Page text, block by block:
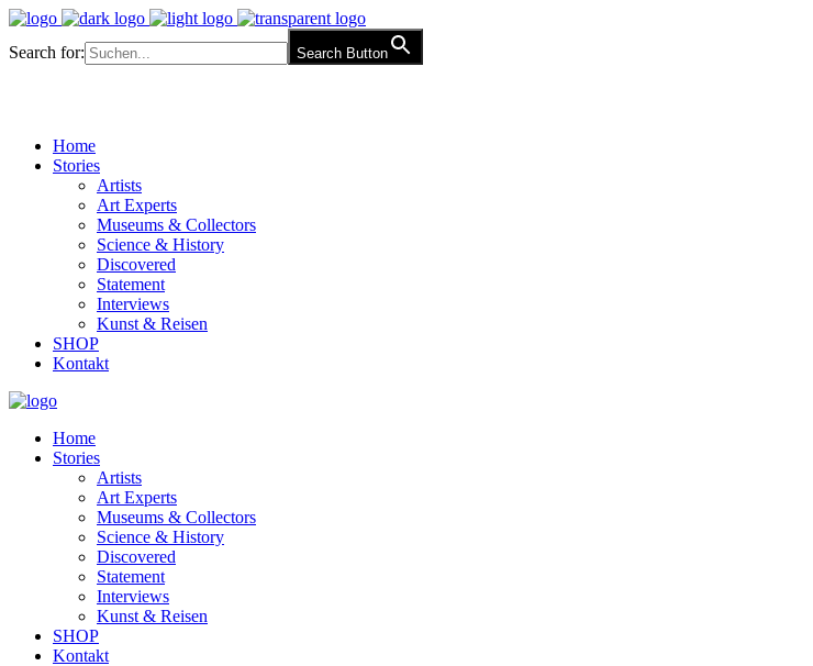
Search for: Search Button
Home
Stories
Artists
Art Experts
Museums & Collectors
Science & History
Discovered
Statement
Interviews
Kunst & Reisen
SHOP
Kontakt
Home
Stories
Artists
Art Experts
Museums & Collectors
Science & History
Discovered
Statement
Interviews
Kunst & Reisen
SHOP
Kontakt